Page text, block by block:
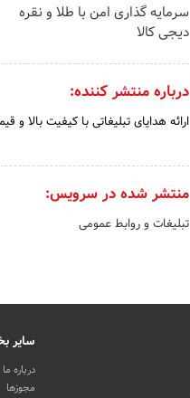
سرمایه گذاری امن با طلا و نقره
دیجی کالا
درباره منتشر کننده:
ارائه هدایای تبلیغاتی با کیفیت بالا و
منتشر شده در سرویس:
تبلیغات و روابط عمومی
سایر
درباره ما
مجوزها